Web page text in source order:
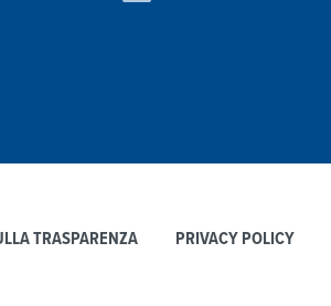
TRASPARENZA PRIVACY POLICY